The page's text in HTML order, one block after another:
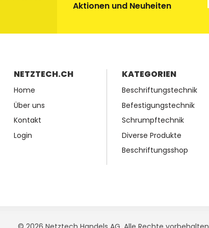
Aktionen und Neuheiten
NETZTECH.CH
Home
Über uns
Kontakt
Login
KATEGORIEN
Beschriftungstechnik
Befestigungstechnik
Schrumpftechnik
Diverse Produkte
Beschriftungsshop